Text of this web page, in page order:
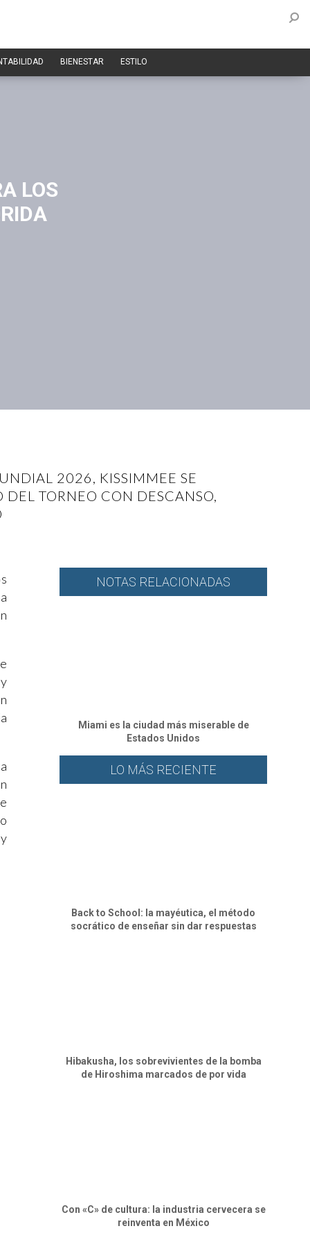
BIENESTAR ESTILO
LOS
2026, KISSIMMEE SE
TORNEO CON DESCANSO,
NOTAS RELACIONADAS
Miami es la ciudad más miserable de
Estados Unidos
LO MÁS RECIENTE
Back to School: la mayéutica, el método
socrático de enseñar sin dar respuestas
Hibakusha, los sobrevivientes de la bomba
de Hiroshima marcados de por vida
Con «C» de cultura: la industria cervecera se
reinventa en México